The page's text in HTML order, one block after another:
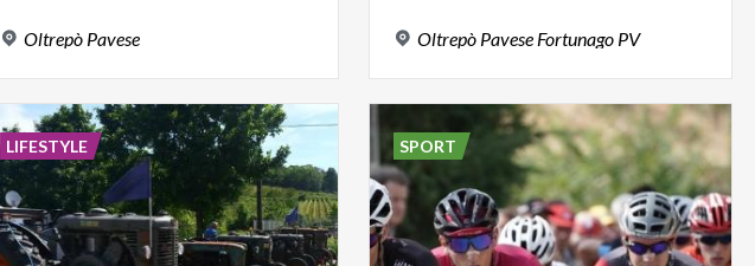
Oltrepò Pavese Oltrepò Pavese Fortunago PV
LIFESTYLE SPORT